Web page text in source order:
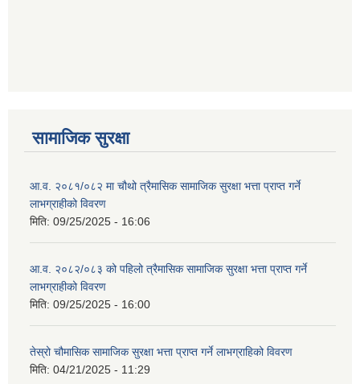
सामाजिक सुरक्षा
आ.व. २०८१/०८२ मा चौथो त्रैमासिक सामाजिक सुरक्षा भत्ता प्राप्त गर्ने
लाभग्राहीको विवरण
मिति: 09/25/2025 - 16:06
आ.व. २०८२/०८३ को पहिलो त्रैमासिक सामाजिक सुरक्षा भत्ता प्राप्त गर्ने
लाभग्राहीको विवरण
मिति: 09/25/2025 - 16:00
तेस्रो चौमासिक सामाजिक सुरक्षा भत्ता प्राप्त गर्ने लाभग्राहिको विवरण
मिति: 04/21/2025 - 11:29